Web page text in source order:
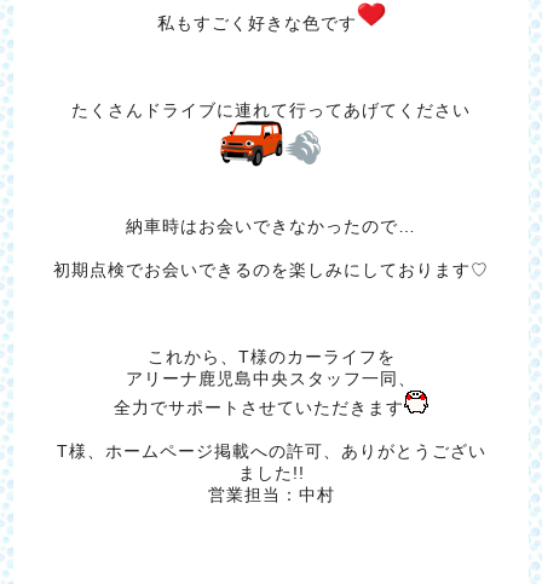
私もすごく好きな色です
たくさんドライブに連れて行ってあげてください
納車時はお会いできなかったので…
初期点検でお会いできるのを楽しみにしております♡
これから、T様のカーライフを
アリーナ鹿児島中央スタッフ一同、
全力でサポートさせていただきます
T様、ホームページ掲載への許可、ありがとうござい
ました!!
営業担当：中村